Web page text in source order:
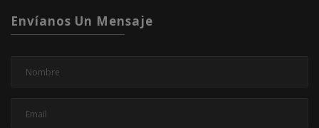
Envíanos Un Mensaje